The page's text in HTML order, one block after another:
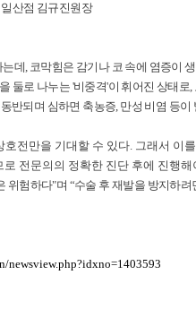
산점 김규진원장
데, 코막힘은 감기나 코 속에 염증이
둘로 나누는 '비중격'이 휘어진 상태로
반되며 심하면 축농증, 만성 비염 등이
전만을 기대할 수 있다. 그래서 이
전문의의 정확한 진단 후에 진행
험하다"며 “수술 후 재발을 방지하
newsview.php?idxno=1403593